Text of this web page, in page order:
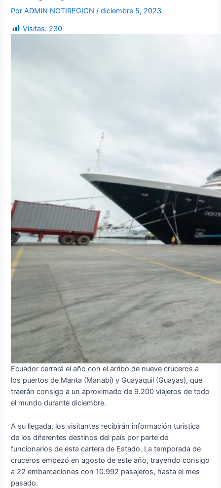
PorADMIN NOTIREGION/diciembre 5, 2023
Visitas: 230
Ecuador cerrará el año con el arribo de nueve cruceros a
los puertos de Manta (Manabí) y Guayaquil (Guayas), que
traerán consigo a un aproximado de 9.200 viajeros de todo
el mundo durante diciembre.
A su llegada, los visitantes recibirán información turística
de los diferentes destinos del país por parte de
funcionarios de esta cartera de Estado. La temporada de
cruceros empezó en agosto de este año, trayendo consigo
a 22 embarcaciones con 10.992 pasajeros, hasta el mes
pasado.